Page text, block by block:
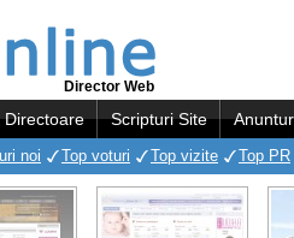
Director Web
Directoare Scripturi Site
noi Top voturi Top vizite Top PR